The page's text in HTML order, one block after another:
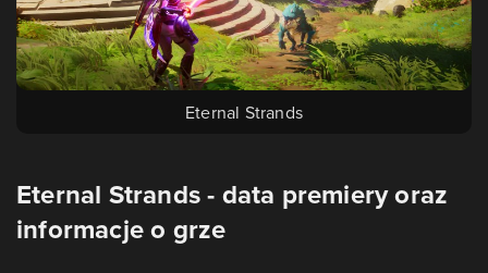
Eternal Strands
Eternal Strands - data premiery oraz
informacje o grze